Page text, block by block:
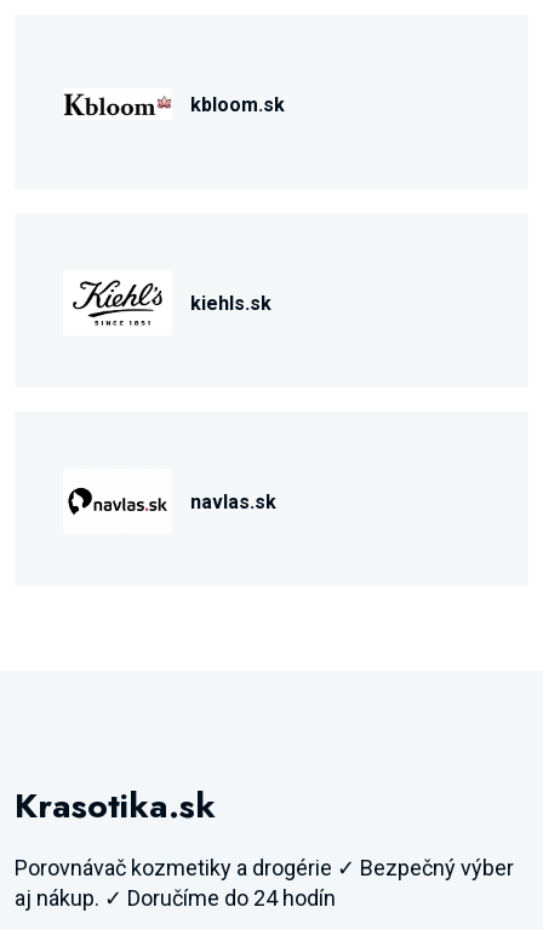
kbloom.sk
kiehls.sk
navlas.sk
Krasotika.sk
Porovnávač kozmetiky a drogérie ✓ Bezpečný výber
aj nákup. ✓ Doručíme do 24 hodín